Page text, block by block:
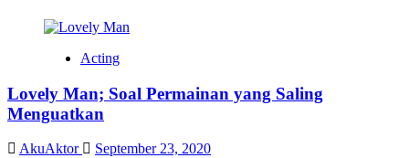
Acting
Lovely Man; Soal Permainan yang Saling
Menguatkan
AkuAktor
September 23, 2020